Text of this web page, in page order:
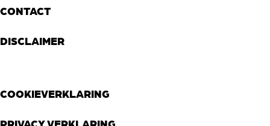
CONTACT
DISCLAIMER
COOKIEVERKLARING
PRIVACY VERKLARING